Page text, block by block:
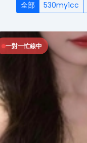
全部 530my1cc
一對一忙線中